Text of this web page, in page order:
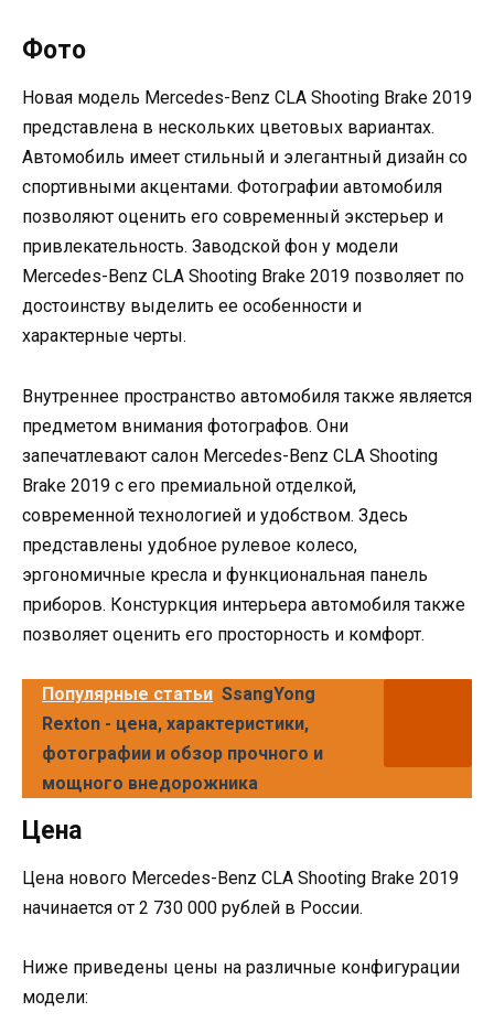
Фото
Новая модель Mercedes-Benz CLA Shooting Brake 2019
представлена в нескольких цветовых вариантах.
Автомобиль имеет стильный и элегантный дизайн со
спортивными акцентами. Фотографии автомобиля
позволяют оценить его современный экстерьер и
привлекательность. Заводской фон у модели
Mercedes-Benz CLA Shooting Brake 2019 позволяет по
достоинству выделить ее особенности и
характерные черты.
Внутреннее пространство автомобиля также является
предметом внимания фотографов. Они
запечатлевают салон Mercedes-Benz CLA Shooting
Brake 2019 с его премиальной отделкой,
современной технологией и удобством. Здесь
представлены удобное рулевое колесо,
эргономичные кресла и функциональная панель
приборов. Констуркция интерьера автомобиля также
позволяет оценить его просторность и комфорт.
Популярные статьи SsangYong
Rexton - цена, характеристики,
фотографии и обзор прочного и
мощного внедорожника
Цена
Цена нового Mercedes-Benz CLA Shooting Brake 2019
начинается от 2 730 000 рублей в России.
Ниже приведены цены на различные конфигурации
модели: